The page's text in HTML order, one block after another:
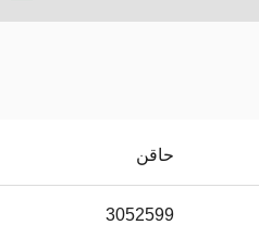
حاقن
3052599